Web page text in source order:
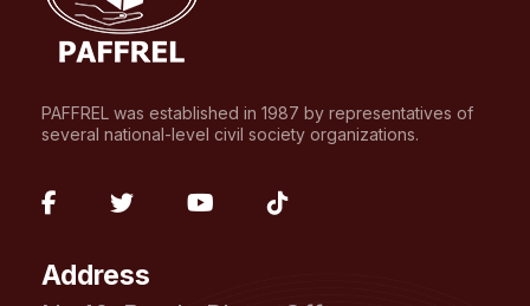
PAFFREL was established in 1987 by representatives of
several national-level civil society organizations.
facebook-
fab
twitter
fab
Address